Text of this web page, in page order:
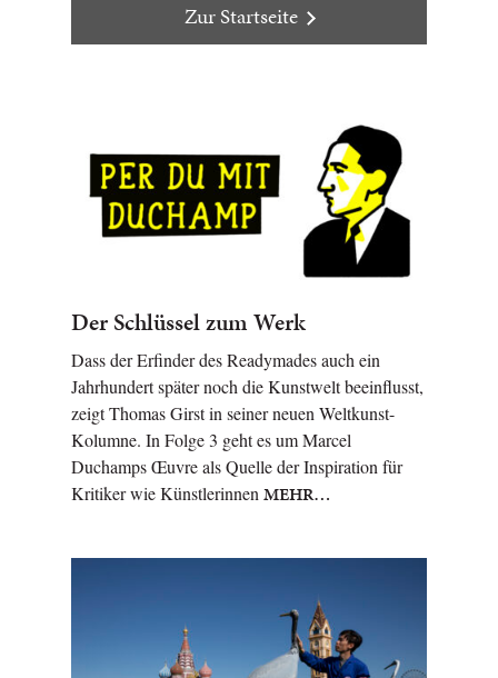
Zur Startseite
Der Schlüssel zum Werk
Dass der Erfinder des Readymades auch ein
Jahrhundert später noch die Kunstwelt beeinflusst,
zeigt Thomas Girst in seiner neuen Weltkunst-
Kolumne. In Folge 3 geht es um Marcel
Duchamps Œuvre als Quelle der Inspiration für
Kritiker wie Künstlerinnen MEHR…